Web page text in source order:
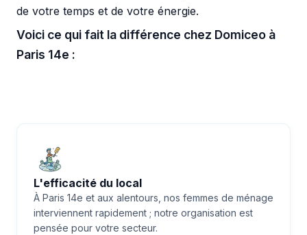
de votre temps et de votre énergie.
Voici ce qui fait la différence chez Domiceo à
Paris 14e :
L'efficacité du local
À Paris 14e et aux alentours, nos femmes de ménage
interviennent rapidement ; notre organisation est
pensée pour votre secteur.